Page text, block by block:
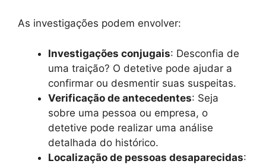
As investigações podem envolver:
Investigações conjugais: Desconfia de
uma traição? O detetive pode ajudar a
confirmar ou desmentir suas suspeitas.
Verificação de antecedentes: Seja
sobre uma pessoa ou empresa, o
detetive pode realizar uma análise
detalhada do histórico.
Localização de pessoas desaparecidas: